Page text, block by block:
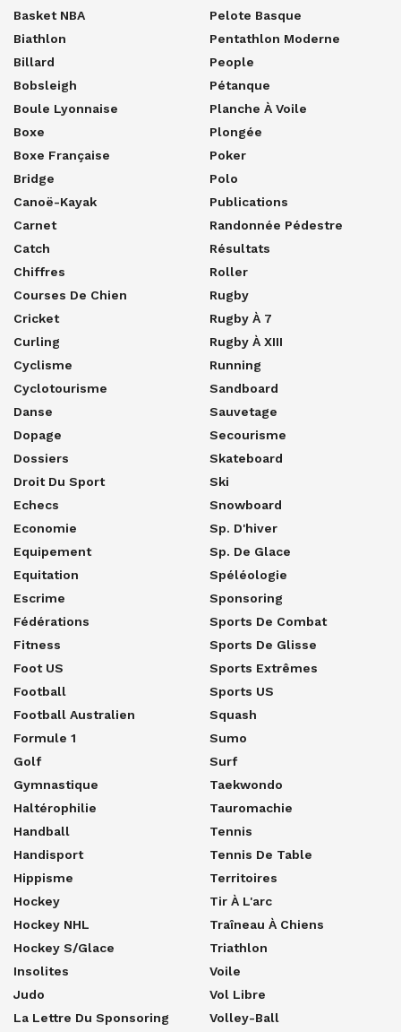
Basket NBA
Biathlon
Billard
Bobsleigh
Boule Lyonnaise
Boxe
Boxe Française
Bridge
Canoë-Kayak
Carnet
Catch
Chiffres
Courses De Chien
Cricket
Curling
Cyclisme
Cyclotourisme
Danse
Dopage
Dossiers
Droit Du Sport
Echecs
Economie
Equipement
Equitation
Escrime
Fédérations
Fitness
Foot US
Football
Football Australien
Formule 1
Golf
Gymnastique
Haltérophilie
Handball
Handisport
Hippisme
Hockey
Hockey NHL
Hockey S/glace
Insolites
Judo
La Lettre Du Sponsoring
Pelote Basque
Pentathlon Moderne
People
Pétanque
Planche À Voile
Plongée
Poker
Polo
Publications
Randonnée Pédestre
Résultats
Roller
Rugby
Rugby À 7
Rugby À XIII
Running
Sandboard
Sauvetage
Secourisme
Skateboard
Ski
Snowboard
Sp. D'hiver
Sp. De Glace
Spéléologie
Sponsoring
Sports De Combat
Sports De Glisse
Sports Extrêmes
Sports US
Squash
Sumo
Surf
Taekwondo
Tauromachie
Tennis
Tennis De Table
Territoires
Tir À L'arc
Traîneau À Chiens
Triathlon
Voile
Vol Libre
Volley-Ball